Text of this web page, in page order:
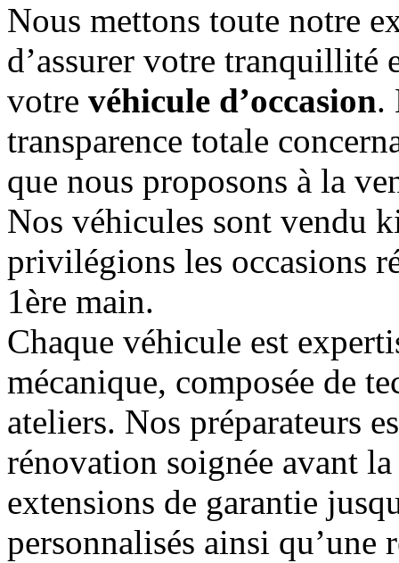
Nous mettons toute notre
d’assurer votre tranquillité
votre véhicule d’occasion.
transparence totale
que nous proposons à la
Nos véhicules sont vendu
privilégions les occasions
1ère main.
Chaque véhicule est
mécanique, composée de
ateliers. Nos préparateurs
rénovation soignée avant
extensions de garantie
personnalisés ainsi